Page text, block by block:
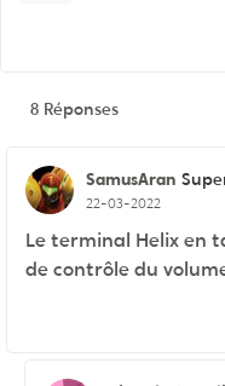
8 Réponses
SamusAran
22-03-2022
Le terminal Helix en
de contrôle du